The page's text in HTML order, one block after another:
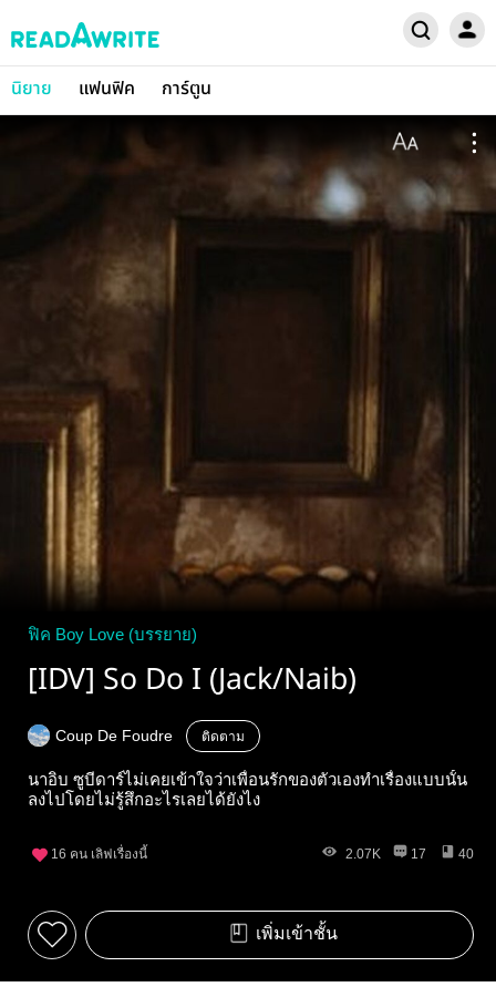
นิยาย แฟนฟิค การ์ตูน
ฟิค Boy Love (บรรยาย)
[IDV]​ So Do I (Jack/Naib)
Coup De Foudre ติดตาม
นาอิบ ซูบีดาร์ไม่เคยเข้าใจว่าเพื่อนรักของตัวเองทำเรื่องแบบนั้น
ลงไปโดยไม่รู้สึกอะไรเลยได้ยังไง
16 คน เลิฟเรื่องนี้ 2.07K 17 40
เพิ่มเข้าชั้น